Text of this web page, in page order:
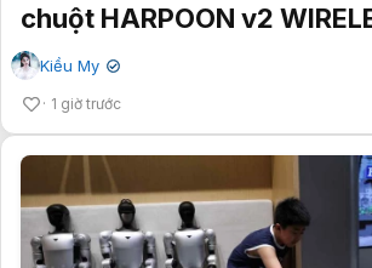
chuột HARPOON v2
Kiều My ✔
1 giờ trước